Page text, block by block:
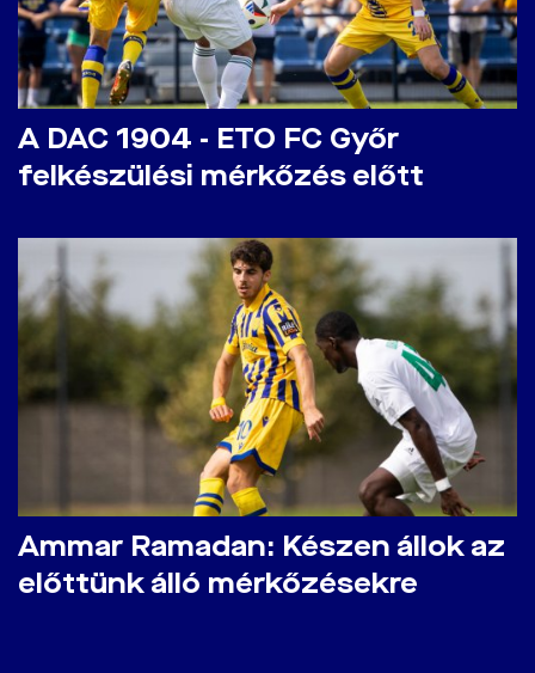
A DAC 1904 - ETO FC Győr
felkészülési mérkőzés előtt
Ammar Ramadan: Készen állok az
előttünk álló mérkőzésekre